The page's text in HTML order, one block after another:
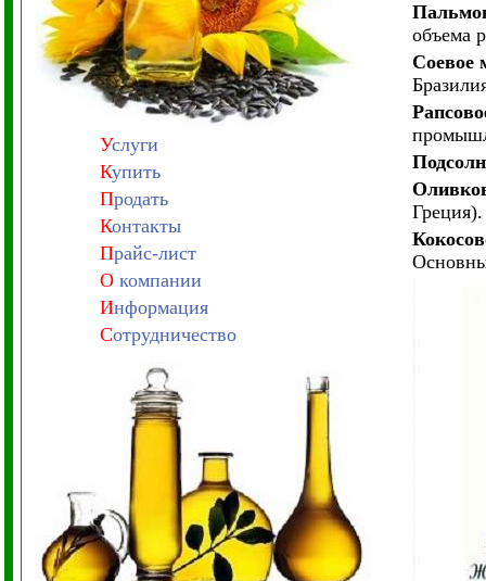
Услуги
Купить
Продать
Контакты
Прайс-лист
Окомпании
Информация
Сотрудничество
объема
Соевое
Греция).